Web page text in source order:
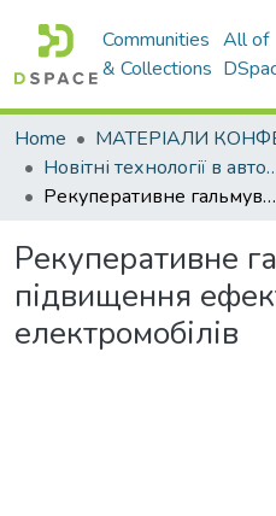
Communities
& Collections
All of
Home
Новітні технології в
Рекуперативне гальмування для підвищення ефективності електромобілів
Рекуперативне
підвищення
електромобілів